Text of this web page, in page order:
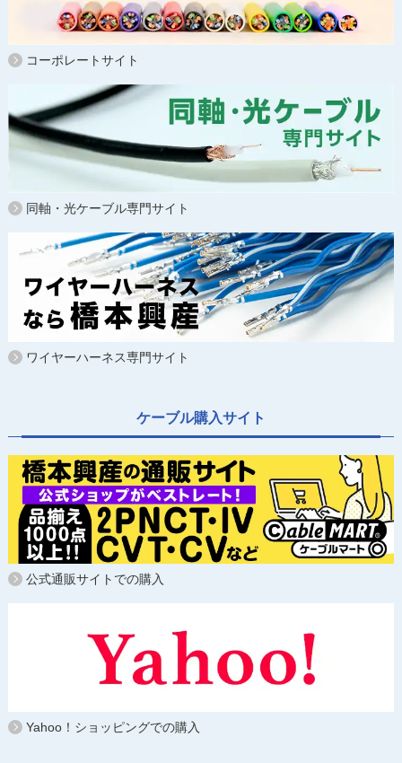
コーポレートサイト
同軸・光ケーブル専門サイト
ワイヤーハーネス専門サイト
ケーブル購入サイト
公式通販サイトでの購入
Yahoo！ショッピングでの購入